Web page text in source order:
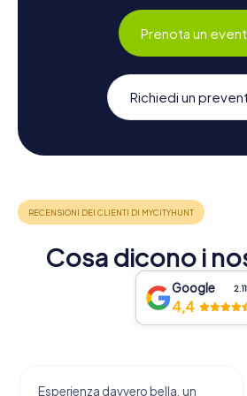
Prenota un
Richiedi un
Cosa dicono i
Google
4,4
Esperienza davvero bella, un